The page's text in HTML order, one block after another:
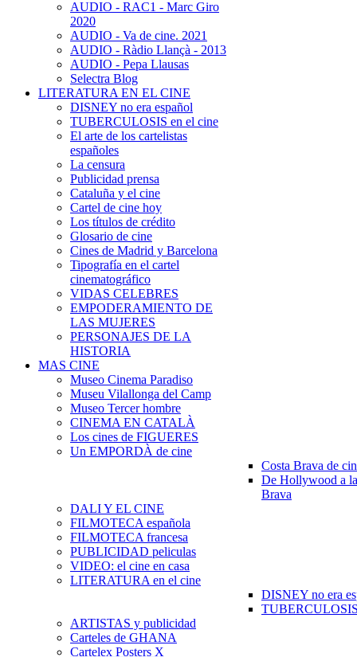
AUDIO - RAC1 - Marc Giro
2020
AUDIO - Va de cine. 2021
AUDIO - Ràdio Llançà - 2013
AUDIO - Pepa Llausas
Selectra Blog
LITERATURA EN EL CINE
DISNEY no era español
TUBERCULOSIS en el cine
El arte de los cartelistas
españoles
La censura
Publicidad prensa
Cataluña y el cine
Cartel de cine hoy
Los títulos de crédito
Glosario de cine
Cines de Madrid y Barcelona
Tipografía en el cartel
cinematográfico
VIDAS CELEBRES
EMPODERAMIENTO DE
LAS MUJERES
PERSONAJES DE LA
HISTORIA
MAS CINE
Museo Cinema Paradiso
Museu Vilallonga del Camp
Museo Tercer hombre
CINEMA EN CATALÀ
Los cines de FIGUERES
Un EMPORDÀ de cine
Costa Brava de
De Hollywood a
Brava
DALI Y EL CINE
FILMOTECA española
FILMOTECA francesa
PUBLICIDAD peliculas
VIDEO: el cine en casa
LITERATURA en el cine
DISNEY no era
ARTISTAS y publicidad
Carteles de GHANA
Cartelex Posters X